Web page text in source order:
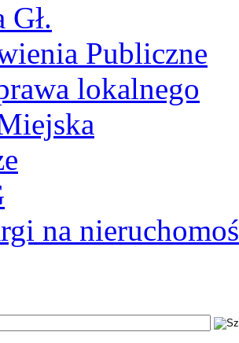
Gł.
Publiczne
lokalnego
na